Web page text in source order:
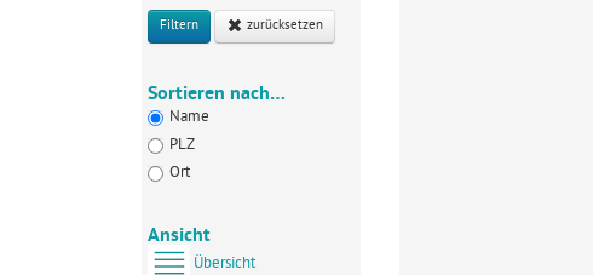
Filtern zurücksetzen
Sortieren nach…
Name
PLZ
Ort
Ansicht
Übersicht